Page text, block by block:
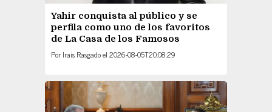
Yahir conquista al público y se
perfila como uno de los favoritos
de La Casa de los Famosos
Por Irais Rasgadoel 2026-08-05T20:08:29